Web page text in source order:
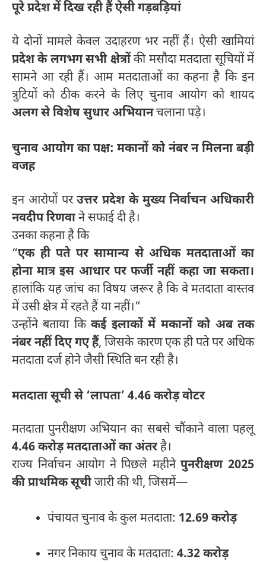
पूरे प्रदेश में दिख रही हैं ऐसी गड़बड़ियां
ये दोनों मामले केवल उदाहरण भर नहीं हैं। ऐसी खामियां
प्रदेश के लगभग सभी क्षेत्रोंकी मसौदा मतदाता सूचियों में
सामने आ रही हैं। आम मतदाताओं का कहना है कि इन
त्रुटियों को ठीक करने के लिए चुनाव आयोग को शायद
अलग से विशेष सुधार अभियानचलाना पड़े।
चुनाव आयोग का पक्ष: मकानों को नंबर न मिलना बड़ी
वजह
इन आरोपों परउत्तर प्रदेश के मुख्य निर्वाचन अधिकारी
नवदीप रिणवाने सफाई दी है।
उनका कहना है कि
“एक ही पते पर सामान्य से अधिक मतदाताओं का
होना मात्र इस आधार पर फर्जी नहीं कहा जा सकता।
हालांकि यह जांच का विषय जरूर है कि वे मतदाता वास्तव
में उसी क्षेत्र में रहते हैं या नहीं।”
उन्होंने बताया किकई इलाकों में मकानों को अब तक
नंबर नहीं दिए गए हैं, जिसके कारण एक ही पते पर अधिक
मतदाता दर्ज होने जैसी स्थिति बन रही है।
मतदाता सूची से ‘लापता’ 4.46 करोड़ वोटर
मतदाता पुनरीक्षण अभियान का सबसे चौंकाने वाला पहलू
4.46 करोड़ मतदाताओं का अंतरहै।
राज्य निर्वाचन आयोग ने पिछले महीनेपुनरीक्षण 2025
की प्राथमिक सूचीजारी की थी, जिसमें—
पंचायत चुनाव के कुल मतदाता: 12.69 करोड़
नगर निकाय चुनाव के मतदाता: 4.32 करोड़